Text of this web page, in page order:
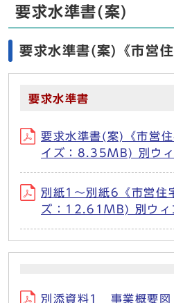
要求水準書(案)
要求水準書(案)《市営住
要求水準書
要求水準書(案)《市営
イズ：8.35MB) 別ウィ
別紙1～別紙6《市営住
ズ：12.61MB) 別ウィ
別添資料1 事業概要図